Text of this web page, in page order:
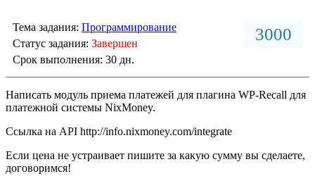
3000
Тема задания: Программирование
Статус задания: Завершен
Срок выполнения: 30 дн.
Написать модуль приема платежей для плагина WP-Recall для
платежной системы NixMoney.
Ссылка на API http://info.nixmoney.com/integrate
Если цена не устраивает пишите за какую сумму вы сделаете,
договоримся!